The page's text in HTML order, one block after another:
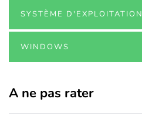
SYSTÈME D'EXPLOITATION
WINDOWS
A ne pas rater